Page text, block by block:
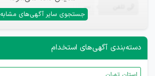
جستجوی سایر آگهی‌های مشابه
—
دسته‌بندی آگهی‌های استخدام